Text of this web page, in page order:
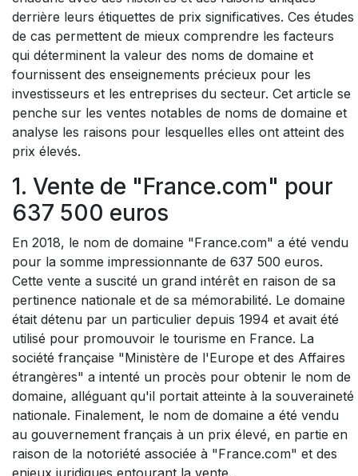
derrière leurs étiquettes de prix significatives. Ces études
de cas permettent de mieux comprendre les facteurs
qui déterminent la valeur des noms de domaine et
fournissent des enseignements précieux pour les
investisseurs et les entreprises du secteur. Cet article se
penche sur les ventes notables de noms de domaine et
analyse les raisons pour lesquelles elles ont atteint des
prix élevés.
1. Vente de "France.com" pour
637 500 euros
En 2018, le nom de domaine "France.com" a été vendu
pour la somme impressionnante de 637 500 euros.
Cette vente a suscité un grand intérêt en raison de sa
pertinence nationale et de sa mémorabilité. Le domaine
était détenu par un particulier depuis 1994 et avait été
utilisé pour promouvoir le tourisme en France. La
société française "Ministère de l'Europe et des Affaires
étrangères" a intenté un procès pour obtenir le nom de
domaine, alléguant qu'il portait atteinte à la souveraineté
nationale. Finalement, le nom de domaine a été vendu
au gouvernement français à un prix élevé, en partie en
raison de la notoriété associée à "France.com" et des
enjeux juridiques entourant la vente.